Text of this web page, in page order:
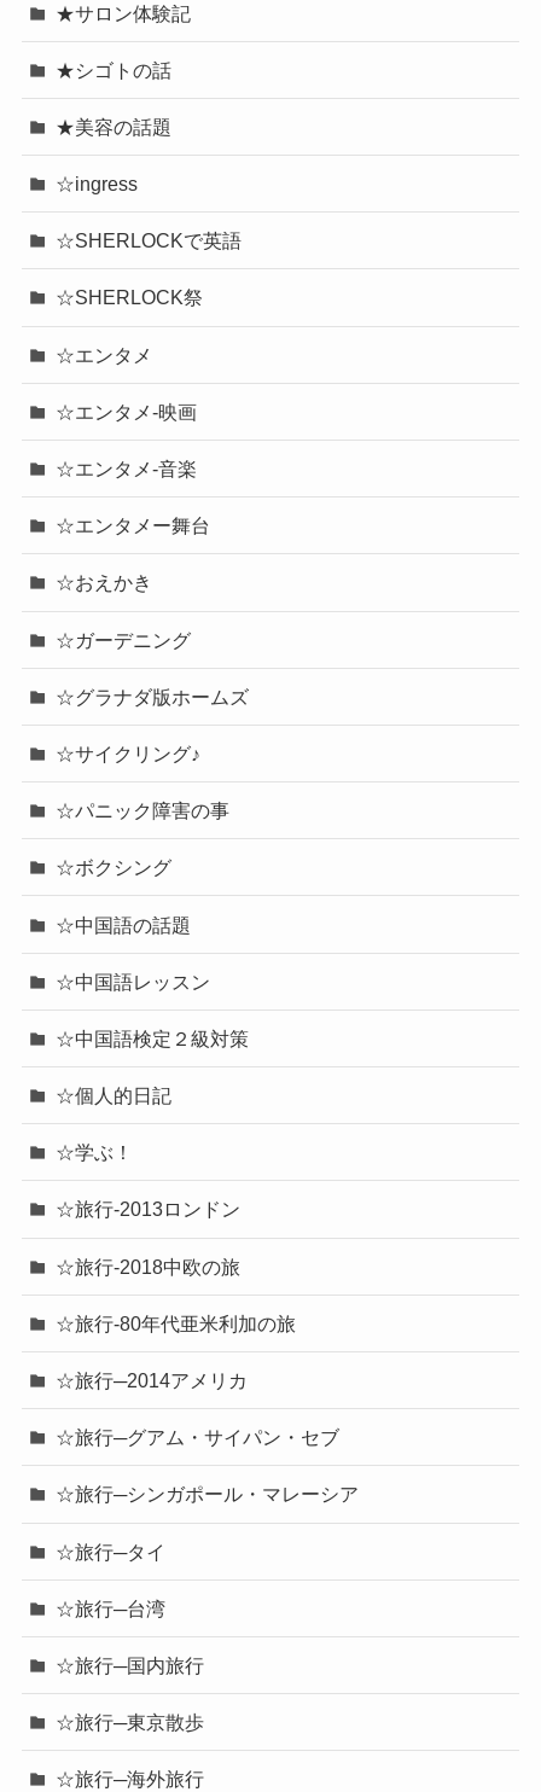
★サロン体験記
★シゴトの話
★美容の話題
☆ingress
☆SHERLOCKで英語
☆SHERLOCK祭
☆エンタメ
☆エンタメ-映画
☆エンタメ-音楽
☆エンタメー舞台
☆おえかき
☆ガーデニング
☆グラナダ版ホームズ
☆サイクリング♪
☆パニック障害の事
☆ボクシング
☆中国語の話題
☆中国語レッスン
☆中国語検定２級対策
☆個人的日記
☆学ぶ！
☆旅行-2013ロンドン
☆旅行-2018中欧の旅
☆旅行-80年代亜米利加の旅
☆旅行─2014アメリカ
☆旅行─グアム・サイパン・セブ
☆旅行─シンガポール・マレーシア
☆旅行─タイ
☆旅行─台湾
☆旅行─国内旅行
☆旅行─東京散歩
☆旅行─海外旅行